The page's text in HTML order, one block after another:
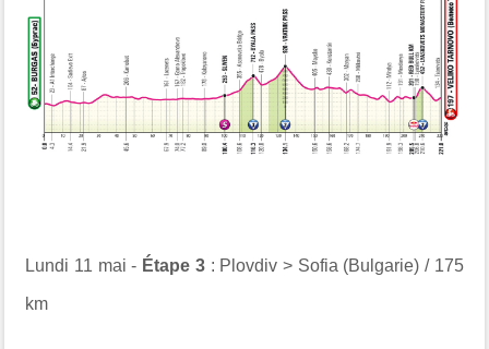
Lundi 11 mai - Étape 3: Plovdiv > Sofia (Bulgarie) / 175
km